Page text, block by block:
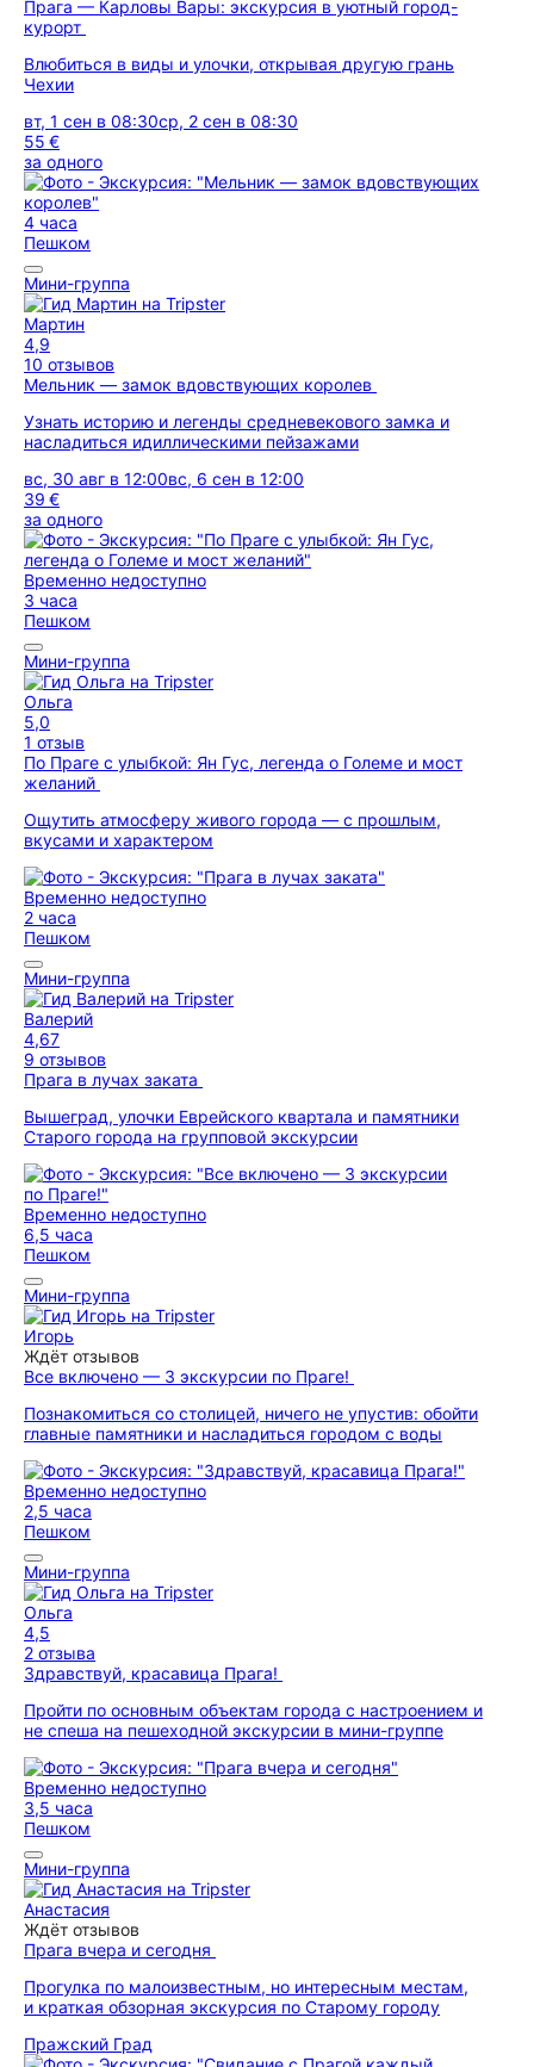
Прага — Карловы Вары: экскурсия в уютный город-
курорт
Влюбиться в виды и улочки, открывая другую грань
Чехии
вт, 1 сен в 08:30ср, 2 сен в 08:30
55 €
за одного
4 часа
Пешком
Мини-группа
Мартин
4,9
10 отзывов
Мельник — замок вдовствующих королев
Узнать историю и легенды средневекового замка и
насладиться идиллическими пейзажами
вс, 30 авг в 12:00вс, 6 сен в 12:00
39 €
за одного
Временно недоступно
3 часа
Пешком
Мини-группа
Ольга
5,0
1 отзыв
По Праге с улыбкой: Ян Гус, легенда о Големе и мост
желаний
Ощутить атмосферу живого города — с прошлым,
вкусами и характером
Временно недоступно
2 часа
Пешком
Мини-группа
Валерий
4,67
9 отзывов
Прага в лучах заката
Вышеград, улочки Еврейского квартала и памятники
Старого города на групповой экскурсии
Временно недоступно
6,5 часа
Пешком
Мини-группа
Игорь
Ждёт отзывов
Все включено — 3 экскурсии по Праге!
Познакомиться со столицей, ничего не упустив: обойти
главные памятники и насладиться городом с воды
Временно недоступно
2,5 часа
Пешком
Мини-группа
Ольга
4,5
2 отзыва
Здравствуй, красавица Прага!
Пройти по основным объектам города с настроением и
не спеша на пешеходной экскурсии в мини-группе
Временно недоступно
3,5 часа
Пешком
Мини-группа
Анастасия
Ждёт отзывов
Прага вчера и сегодня
Прогулка по малоизвестным, но интересным местам,
и краткая обзорная экскурсия по Старому городу
Пражский Град